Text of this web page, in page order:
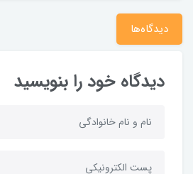
دیدگاه‌ها
دیدگاه خود را بنویسید